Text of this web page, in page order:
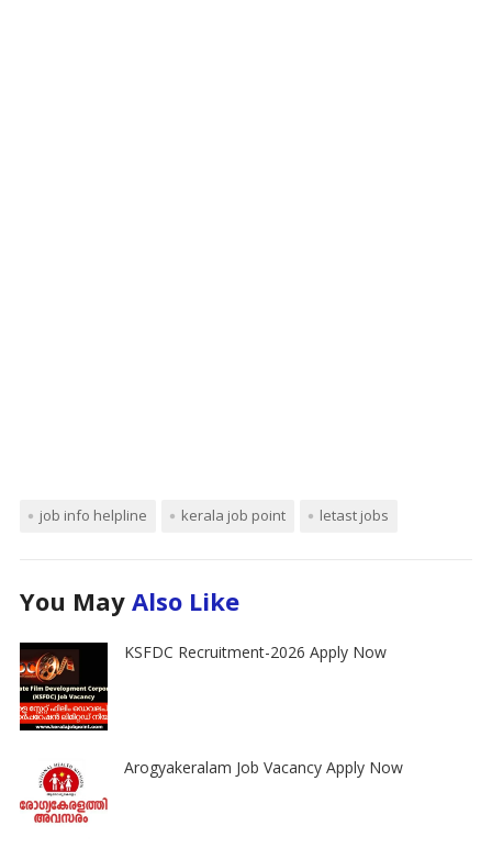
job info helpline kerala job point letast jobs
You May Also Like
KSFDC Recruitment-2026 Apply Now
Arogyakeralam Job Vacancy Apply Now